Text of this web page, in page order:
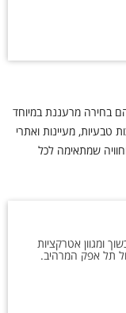
בחירה מרעננת במיוחד
מעיינות ואתרי
שמתאימה לכל
שבהן אפשר
ארוכה.
ומגוון אטרקציות
תל אפק המרהיב.